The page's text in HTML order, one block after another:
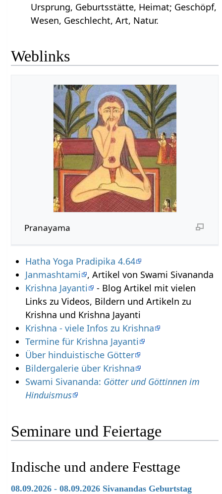
Ursprung, Geburtsstätte, Heimat; Geschöpf,
Wesen, Geschlecht, Art, Natur.
Weblinks
Pranayama
Hatha Yoga Pradipika 4.64
Janmashtami
, Artikel von Swami Sivananda
Krishna Jayanti
- Blog Artikel mit vielen
Links zu Videos, Bildern und Artikeln zu
Krishna und Krishna Jayanti
Krishna - viele Infos zu Krishna
Termine für Krishna Jayanti
Über hinduistische Götter
Bildergalerie über Krishna
Swami Sivananda: Götter und Göttinnen im
Hinduismus
Seminare und Feiertage
Indische und andere Festtage
08.09.2026 - 08.09.2026 Sivanandas Geburtstag